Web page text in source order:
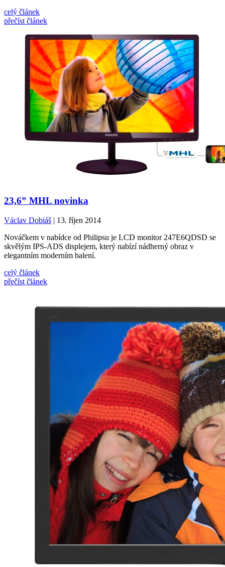
celý článek
přečíst článek
23,6” MHL novinka
Václav Dobiáš | 13. říjen 2014
Nováčkem v nabídce od Philipsu je LCD monitor 247E6QDSD se
skvělým IPS-ADS displejem, který nabízí nádherný obraz v
elegantním moderním balení.
celý článek
přečíst článek